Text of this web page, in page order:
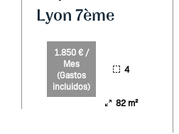
Lyon 7ème
1.850 € /
Mes
(Gastos
incluidos)
4
82 m²